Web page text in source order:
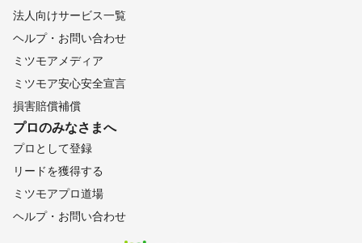
法人向けサービス一覧
ヘルプ・お問い合わせ
ミツモアメディア
ミツモア安心安全宣言
損害賠償補償
プロのみなさまへ
プロとして登録
リードを獲得する
ミツモアプロ道場
ヘルプ・お問い合わせ